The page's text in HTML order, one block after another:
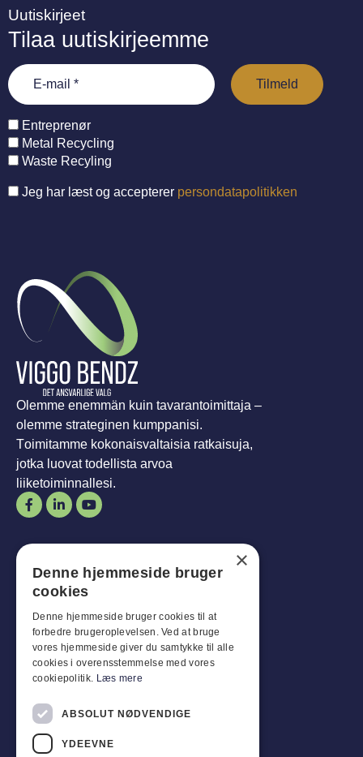
Uutiskirjeet
Tilaa uutiskirjeemme
Entreprenør
Metal Recycling
Waste Recyling
Jeg har læst og accepterer persondatapolitikken
Olemme enemmän kuin tavarantoimittaja –
olemme strateginen kumppanisi.
Toimitamme kokonaisvaltaisia ratkaisuja,
jotka luovat todellista arvoa
liiketoiminnallesi.
Aukioloajat
Mies-Tavoite: 07:30 - 16:00
Perjantaisin:
La-Son: Suljettu
Asiakaspalvelu
×
Denne hjemmeside bruger
cookies
Denne hjemmeside bruger cookies til at
forbedre brugeroplevelsen. Ved at bruge
vores hjemmeside giver du samtykke til alle
cookies i overensstemmelse med vores
cookiepolitik. Læs mere
ABSOLUT NØDVENDIGE
YDEEVNE